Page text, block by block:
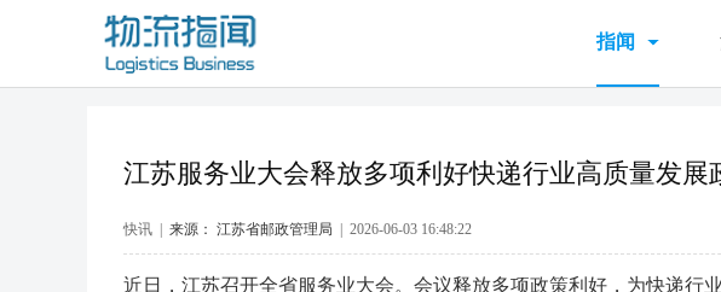
指闻
江苏服务业大会释放多项利好快递行业高质量发展
快讯 | 来源： 江苏省邮政管理局 | 2026-06-03 16:48:22
近日，江苏召开全省服务业大会。会议释放多项政策利好，为快递行